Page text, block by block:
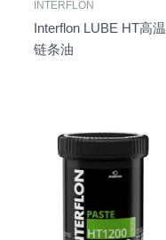
INTERFLON
Interflon LUBE HT高温
链条油